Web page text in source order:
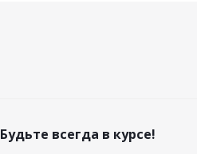
Будьте всегда в курсе!